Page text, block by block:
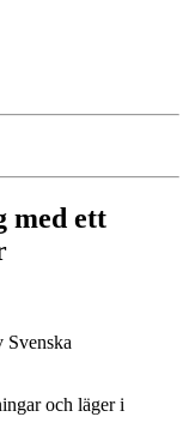
med ett
Svenska
och läger i